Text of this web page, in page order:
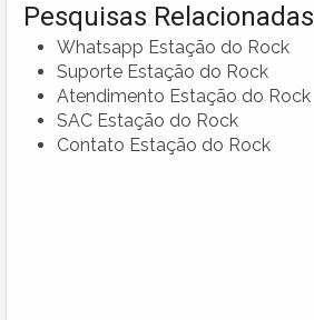
Pesquisas Relacionadas
Whatsapp Estação do Rock
Suporte Estação do Rock
Atendimento Estação do Rock
SAC Estação do Rock
Contato Estação do Rock